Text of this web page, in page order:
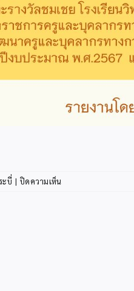
ะบี่ | ปิดความเห็น